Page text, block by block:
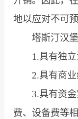
地以应对不可
塔斯汀汉堡
1.具有独立
2.具有商业
3.具有资金
费、设备费等相